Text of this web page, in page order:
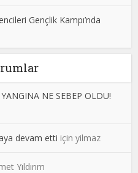
Gençlik Kampı’nda
NE SEBEP OLDU!
devam etti içinyilmaz
Yıldırım